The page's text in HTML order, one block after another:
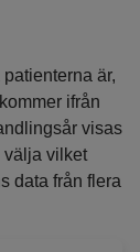
är,
ifrån
visas
välja vilket
data från flera